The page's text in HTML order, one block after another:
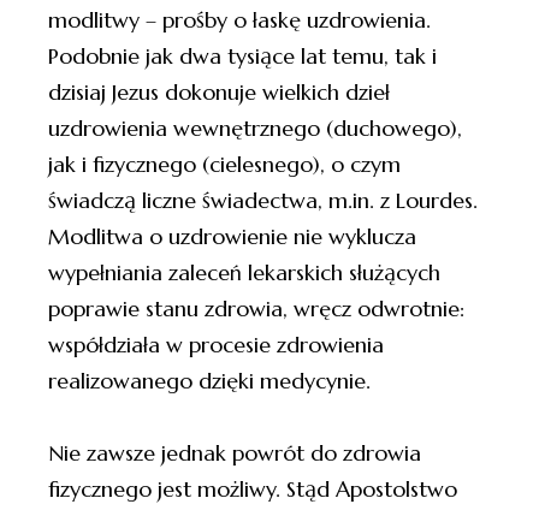
modlitwy – prośby o łaskę uzdrowienia.
Podobnie jak dwa tysiące lat temu, tak i
dzisiaj Jezus dokonuje wielkich dzieł
uzdrowienia wewnętrznego (duchowego),
jak i fizycznego (cielesnego), o czym
świadczą liczne świadectwa, m.in. z Lourdes.
Modlitwa o uzdrowienie nie wyklucza
wypełniania zaleceń lekarskich służących
poprawie stanu zdrowia, wręcz odwrotnie:
współdziała w procesie zdrowienia
realizowanego dzięki medycynie.
Nie zawsze jednak powrót do zdrowia
fizycznego jest możliwy. Stąd Apostolstwo